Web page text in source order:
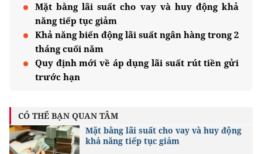
Mặt bằng lãi suất cho vay và huy động khả
năng tiếp tục giảm
Khả năng biến động lãi suất ngân hàng trong 2
tháng cuối năm
Quy định mới về áp dụng lãi suất rút tiền gửi
trước hạn
CÓ THỂ BẠN QUAN TÂM
Mặt bằng lãi suất cho vay và huy động
khả năng tiếp tục giảm